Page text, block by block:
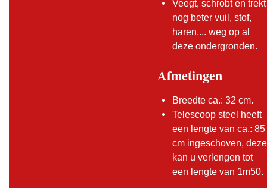
Veegt, schrobt en trekt
nog beter vuil, stof,
haren,... weg op al
deze ondergronden.
Afmetingen
Breedte ca.: 32 cm.
Telescoop steel heeft
een lengte van ca.: 85
cm ingeschoven, deze
kan u verlengen tot
een lengte van 1m50.